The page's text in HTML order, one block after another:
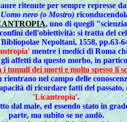
ritenute per sempre represse
nero (o Mostro)
, uno di quegli
dell'obiettività: si tratta del
Nepoltani, 1558, pp.63-
mentre i medici di Roma
affetti da questo morbo, in
tumuli dei morti e molto spesso li
nel campo delle
di ricordare fatti del
'Licantropia'.
male, ed essendo stato in
parte, ma subito se ne andò.